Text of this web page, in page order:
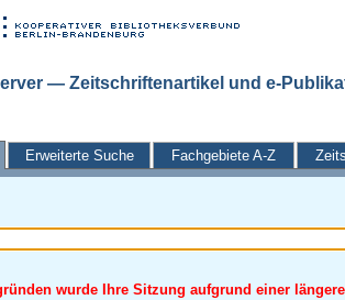
— Zeitschriftenartikel und e-
Erweiterte Suche Fachgebiete A-Z
wurde Ihre Sitzung aufgrund einer